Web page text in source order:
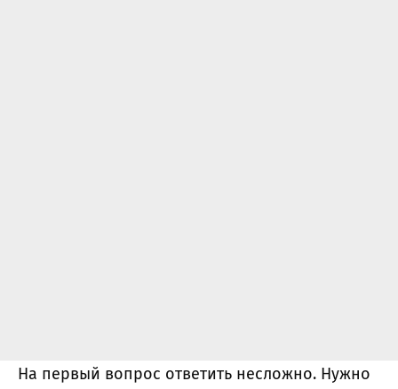
На первый вопрос ответить несложно. Нужно